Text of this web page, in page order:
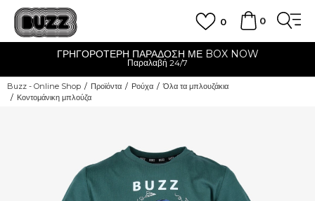
0
0
ΓΡΗΓΟΡΟΤΕΡΗ ΠΑΡΑΔΟΣΗ ΜΕ BOX NOW
Παραλαβή 24/7
Buzz - Online Shop Προϊόντα Ρούχα
Όλα τα μπλουζάκια
Κοντομάνικη μπλούζα